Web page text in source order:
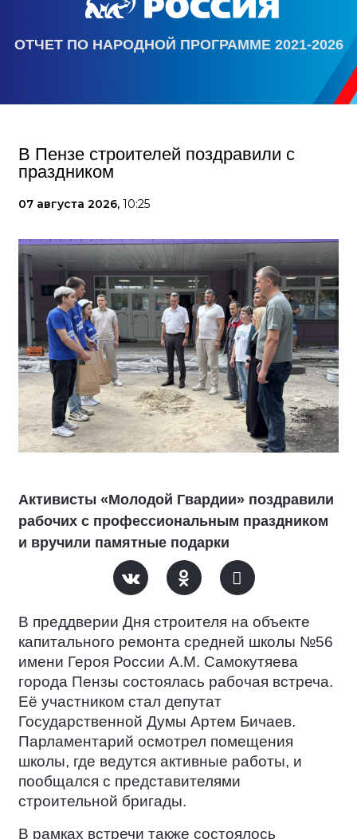
ОТЧЕТ ПО НАРОДНОЙ ПРОГРАММЕ 2021-2026
В Пензе строителей поздравили с
праздником
07 августа 2026, 10:25
Активисты «Молодой Гвардии» поздравили
рабочих с профессиональным праздником
и вручили памятные подарки
В преддверии Дня строителя на объекте
капитального ремонта средней школы №56
имени Героя России А.М. Самокутяева
города Пензы состоялась рабочая встреча.
Её участником стал депутат
Государственной Думы Артем Бичаев.
Парламентарий осмотрел помещения
школы, где ведутся активные работы, и
пообщался с представителями
строительной бригады.
В рамках встречи также состоялось